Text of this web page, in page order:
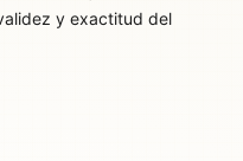
y exactitud del